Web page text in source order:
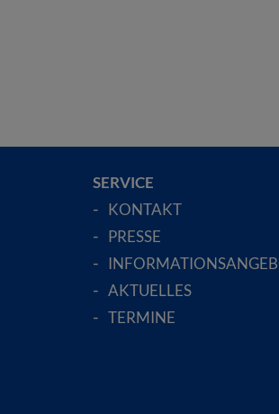
SERVICE
KONTAKT
PRESSE
AKTUELLES
TERMINE